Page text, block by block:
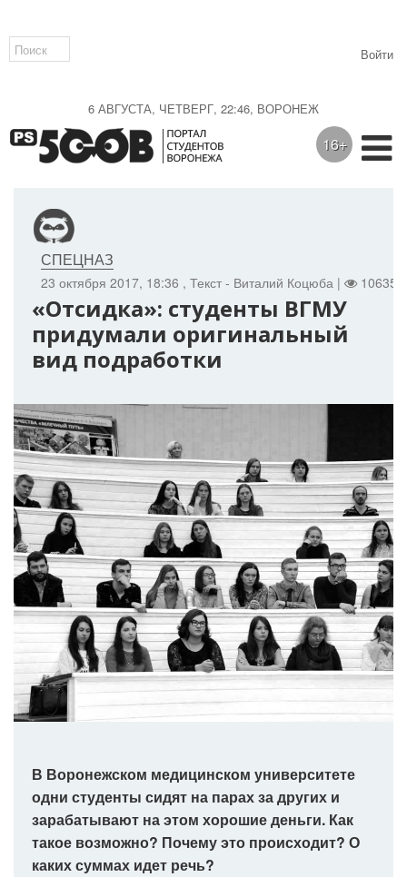
6 АВГУСТА, ЧЕТВЕРГ, 22:46, ВОРОНЕЖ
Войти
16+
23 октября 2017, 18:36 , Текст - Виталий Коцюба | 10635 |
СПЕЦНАЗ
«Отсидка»: студенты ВГМУ
придумали оригинальный
вид подработки
В Воронежском медицинском университете
одни студенты сидят на парах за других и
зарабатывают на этом хорошие деньги. Как
такое возможно? Почему это происходит? О
каких суммах идет речь?